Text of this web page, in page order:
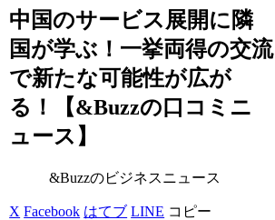
中国のサービス展開に隣
国が学ぶ！一挙両得の交流
で新たな可能性が広が
る！【&Buzzの口コミニ
ュース】
&Buzzのビジネスニュース
X Facebook はてブ LINE コピー